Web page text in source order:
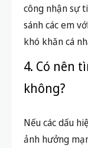
công nhận sự
sánh các em
khó khăn cá
4. Có nên
không?
Nếu các dấu
ảnh hưởng